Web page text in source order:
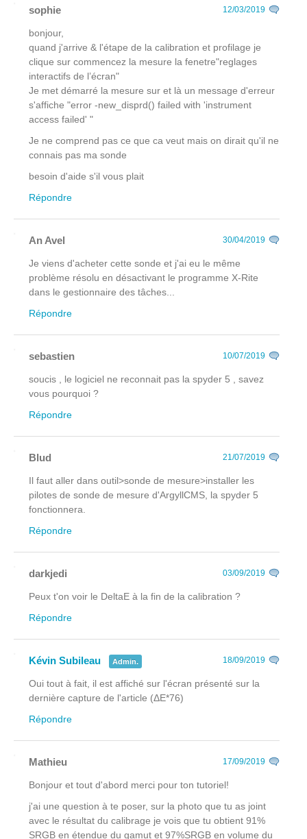
sophie 12/03/2019
bonjour,
quand j'arrive & l'étape de la calibration et profilage je
clique sur commencez la mesure la fenetre"reglages
interactifs de l’écran"
Je met démarré la mesure sur et là un message d'erreur
s'affiche "error -new_disprd() failed with 'instrument
access failed' "
Je ne comprend pas ce que ca veut mais on dirait qu'il ne
connais pas ma sonde
besoin d'aide s'il vous plait
Répondre
An Avel 30/04/2019
Je viens d'acheter cette sonde et j'ai eu le même
problème résolu en désactivant le programme X-Rite
dans le gestionnaire des tâches...
Répondre
sebastien 10/07/2019
soucis , le logiciel ne reconnait pas la spyder 5 , savez
vous pourquoi ?
Répondre
Blud 21/07/2019
Il faut aller dans outil>sonde de mesure>installer les
pilotes de sonde de mesure d'ArgyllCMS, la spyder 5
fonctionnera.
Répondre
darkjedi 03/09/2019
Peux t'on voir le DeltaE à la fin de la calibration ?
Répondre
Kévin Subileau Admin. 18/09/2019
Oui tout à fait, il est affiché sur l'écran présenté sur la
dernière capture de l'article (ΔE*76)
Répondre
Mathieu 17/09/2019
Bonjour et tout d'abord merci pour ton tutoriel!
j'ai une question à te poser, sur la photo que tu as joint
avec le résultat du calibrage je vois que tu obtient 91%
SRGB en étendue du gamut et 97%SRGB en volume du